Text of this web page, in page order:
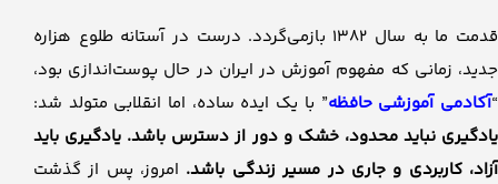
قدمت ما به سال ۱۳۸۲ بازمی‌گردد. درست در آستانه طلوع هزاره
جدید، زمانی که مفهوم آموزش در ایران در حال پوست‌اندازی بود،
“آکادمی آموزشی حافظه” با یک ایده ساده، اما انقلابی متولد شد:
یادگیری نباید محدود، خشک و دور از دسترس باشد. یادگیری باید
آزاد، کاربردی و جاری در مسیر زندگی باشد. امروز، پس از گذشت